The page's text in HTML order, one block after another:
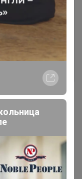
вопрос
на сайте